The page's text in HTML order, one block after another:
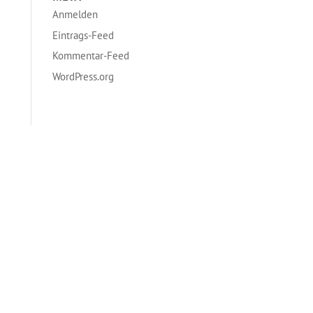
Anmelden
Eintrags-Feed
Kommentar-Feed
WordPress.org